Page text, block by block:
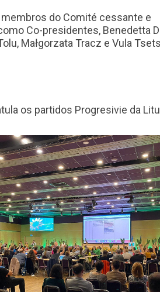
membros do Comité cessante e
Co-presidentes, Benedetta
Małgorzata Tracz e Vula
os partidos Progresivie da